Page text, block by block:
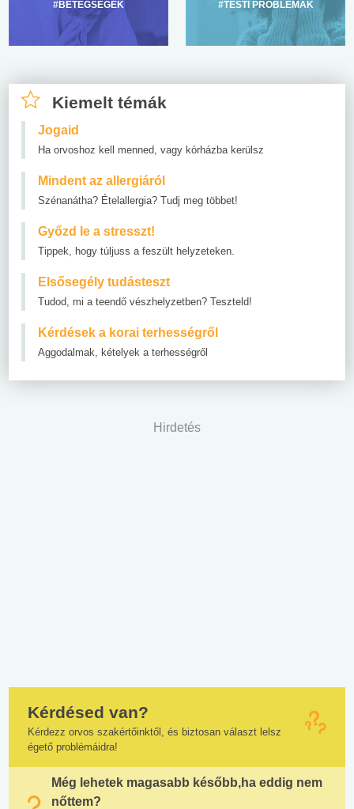
#BETEGSÉGEK #TESTI PROBLÉMÁK
Kiemelt témák
Jogaid
Ha orvoshoz kell menned, vagy kórházba kerülsz
Mindent az allergiáról
Szénanátha? Ételallergia? Tudj meg többet!
Győzd le a stresszt!
Tippek, hogy túljuss a feszült helyzeteken.
Elsősegély tudásteszt
Tudod, mi a teendő vészhelyzetben? Teszteld!
Kérdések a korai terhességről
Aggodalmak, kételyek a terhességről
Hirdetés
Kérdésed van?
Kérdezz orvos szakértőinktől, és biztosan választ lelsz
égető problémáidra!
Még lehetek magasabb később,ha eddig nem
nőttem?